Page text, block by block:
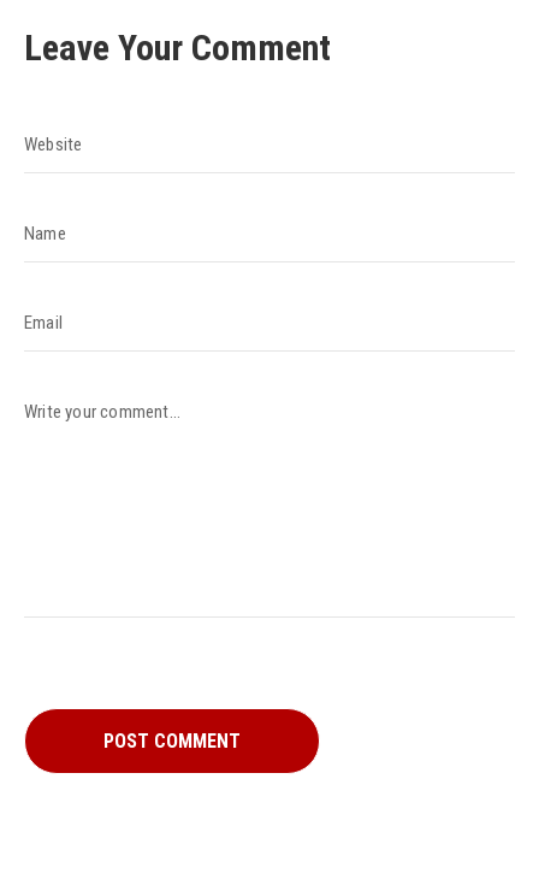
Leave Your Comment